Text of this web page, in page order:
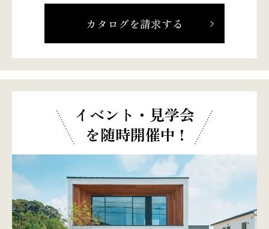
カタログを請求する
イベント・見学会
を随時開催中 !